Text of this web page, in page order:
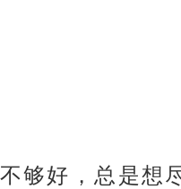
够好，总是想